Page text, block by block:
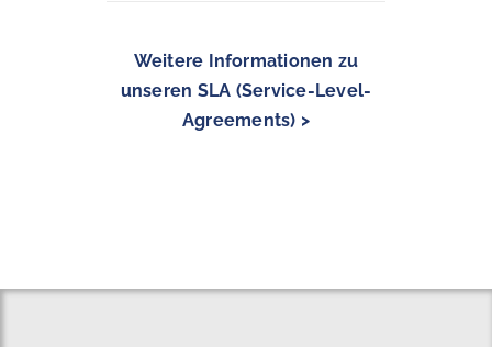
Weitere Informationen zu
unseren SLA (Service-Level-
Agreements) >